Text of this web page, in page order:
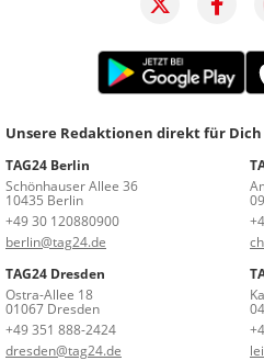
Unsere Redaktionen direkt für
TAG24 Berlin
Schönhauser Allee 36
10435 Berlin
+49 30 120880900
berlin@tag24.de
TAG24 Dresden
Ostra-Allee 18
01067 Dresden
+49 351 888-2424
dresden@tag24.de